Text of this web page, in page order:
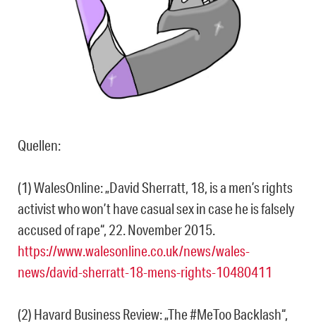
Quellen:
(1) WalesOnline: „David Sherratt, 18, is a men’s rights
activist who won’t have casual sex in case he is falsely
accused of rape“, 22. November 2015.
https://www.walesonline.co.uk/news/wales-
news/david-sherratt-18-mens-rights-10480411
(2) Havard Business Review: „The #MeToo Backlash“,